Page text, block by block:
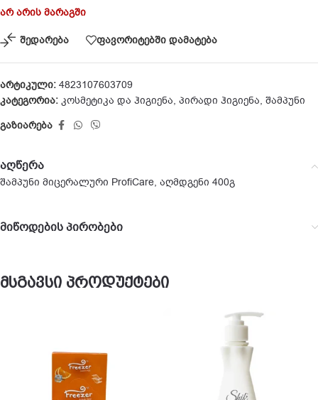
არ არის მარაგში
შედარება ფავორიტებში დამატება
არტიკული: 4823107603709
კატეგორია: კოსმეტიკა და ჰიგიენა, პირადი ჰიგიენა, შამპუნი
გაზიარება
აღწერა
შამპუნი მიცერალური ProfiCare, აღმდგენი 400გ
მიწოდების პირობები
მსგავსი პროდუქტები